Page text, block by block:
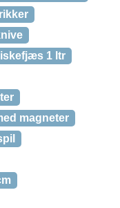
1 ltr
magneter